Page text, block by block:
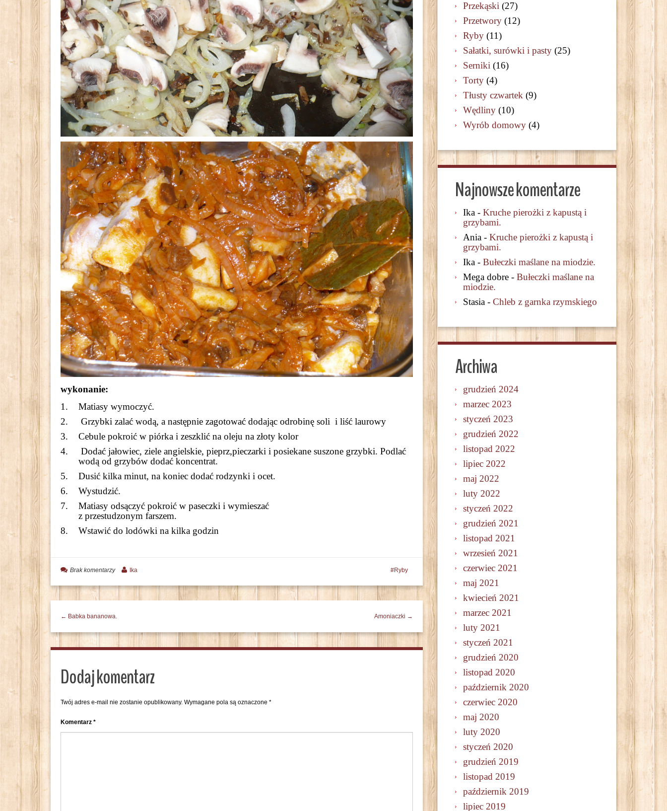
wykonanie:
Matiasy wymoczyć.
Grzybki zalać wodą, a następnie zagotować dodając odrobinę soli i liść laurowy
Cebule pokroić w piórka i zeszklić na oleju na złoty kolor
Dodać jałowiec, ziele angielskie, pieprz,pieczarki i posiekane suszone grzybki. Podlać
wodą od grzybów dodać koncentrat.
Dusić kilka minut, na koniec dodać rodzynki i ocet.
Wystudzić.
Matiasy odsączyć pokroić w paseczki i wymieszać
z przestudzonym farszem.
Wstawić do lodówki na kilka godzin
Ryby
Brak komentarzy Ika
← Babka bananowa. Amoniaczki →
Dodaj komentarz
Twój adres e-mail nie zostanie opublikowany. Wymagane pola są oznaczone *
Komentarz *
Przekąski (27)
Przetwory (12)
Ryby (11)
Sałatki, surówki i pasty (25)
Serniki (16)
Torty (4)
Tłusty czwartek (9)
Wędliny (10)
Wyrób domowy (4)
Najnowsze komentarze
Ika - Kruche pierożki z kapustą i
grzybami.
Ania - Kruche pierożki z kapustą i
grzybami.
Ika - Bułeczki maślane na miodzie.
Mega dobre - Bułeczki maślane na
miodzie.
Stasia - Chleb z garnka rzymskiego
Archiwa
grudzień 2024
marzec 2023
styczeń 2023
grudzień 2022
listopad 2022
lipiec 2022
maj 2022
luty 2022
styczeń 2022
grudzień 2021
listopad 2021
wrzesień 2021
czerwiec 2021
maj 2021
kwiecień 2021
marzec 2021
luty 2021
styczeń 2021
grudzień 2020
listopad 2020
październik 2020
czerwiec 2020
maj 2020
luty 2020
styczeń 2020
grudzień 2019
listopad 2019
październik 2019
lipiec 2019